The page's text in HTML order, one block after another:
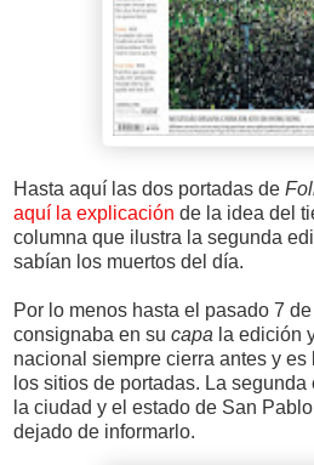
Hasta aquí las dos portadas de
aquí la explicación de la idea del
columna que ilustra la segunda
sabían los muertos del día.
Por lo menos hasta el pasado 7
consignaba en su capa la edición
nacional siempre cierra antes y
los sitios de portadas. La
la ciudad y el estado de San
dejado de informarlo.